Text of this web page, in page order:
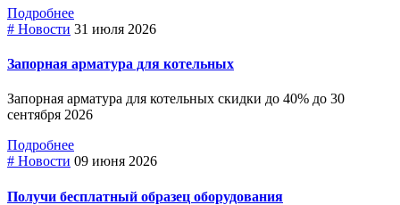
Подробнее
# Новости 31 июля 2026
Запорная арматура для котельных
Запорная арматура для котельных скидки до 40% до 30
сентября 2026
Подробнее
# Новости 09 июня 2026
Получи бесплатный образец оборудования